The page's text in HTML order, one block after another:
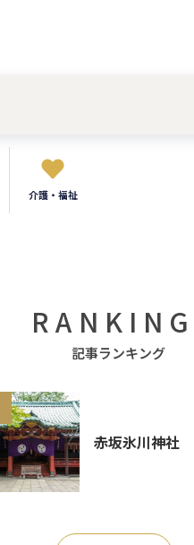
介護・福祉
RANKING
赤坂氷川神社